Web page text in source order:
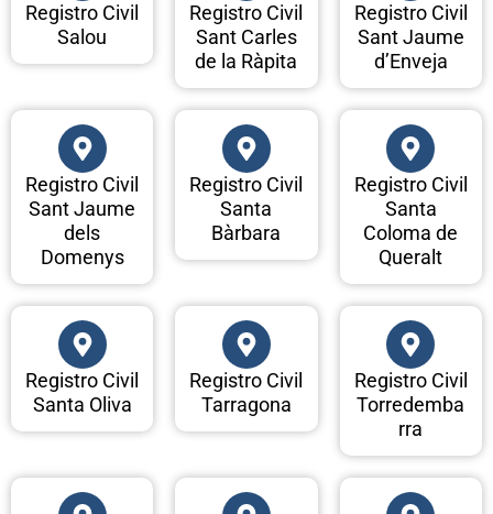
Registro Civil
Salou
Registro Civil
Sant Carles
de la Ràpita
Registro Civil
Sant Jaume
d’Enveja
Registro Civil
Sant Jaume
dels
Domenys
Registro Civil
Santa
Bàrbara
Registro Civil
Santa
Coloma de
Queralt
Registro Civil
Santa Oliva
Registro Civil
Tarragona
Registro Civil
Torredemba
rra